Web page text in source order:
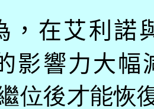
，在艾利諾
影響力大幅
位後才能恢